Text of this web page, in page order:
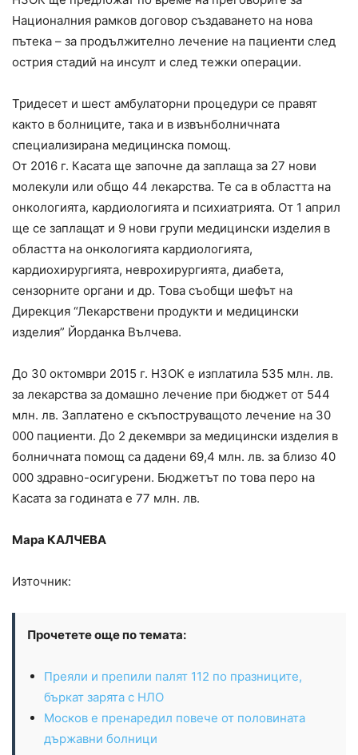
Националния рамков договор създаването на нова
пътека – за продължително лечение на пациенти след
острия стадий на инсулт и след тежки операции.
Тридесет и шест амбулаторни процедури се правят
както в болниците, така и в извънболничната
специализирана медицинска помощ.
От 2016 г. Касата ще започне да заплаща за 27 нови
молекули или общо 44 лекарства. Те са в областта на
онкологията, кардиологията и психиатрията. От 1 април
ще се заплащат и 9 нови групи медицински изделия в
областта на онкологията кардиологията,
кардиохирургията, неврохирургията, диабета,
сензорните органи и др. Това съобщи шефът на
Дирекция “Лекарствени продукти и медицински
изделия” Йорданка Вълчева.
До 30 октомври 2015 г. НЗОК е изплатила 535 млн. лв.
за лекарства за домашно лечение при бюджет от 544
млн. лв. Заплатено е скъпоструващото лечение на 30
000 пациенти. До 2 декември за медицински изделия в
болничната помощ са дадени 69,4 млн. лв. за близо 40
000 здравно-осигурени. Бюджетът по това перо на
Касата за годината е 77 млн. лв.
Мара КАЛЧЕВА
Източник:
Прочетете още по темата:
Преяли и препили палят 112 по празниците,
бъркат зарята с НЛО
Москов е пренаредил повече от половината
държавни болници